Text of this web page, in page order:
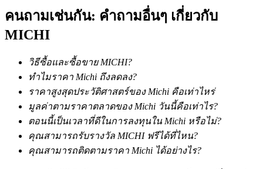
เรียนรู้วิธีการรักษาผลกำไร
คนถามเช่นกัน: คำถามอื่นๆ เกี่ยวกับ
MICHI
วิธีซื้อและซื้อขาย MICHI?
ทำไมราคา Michi ถึงลดลง?
ราคาสูงสุดประวัติศาสตร์ของ Michi คือเท่าไหร่
มูลค่าตามราคาตลาดของ Michi วันนี้คือเท่าไร?
ตอนนี้เป็นเวลาที่ดีในการลงทุนใน Michi หรือไม่?
คุณสามารถรับรางวัล MICHI ฟรีได้ที่ไหน?
คุณสามารถติดตามราคา Michi ได้อย่างไร?